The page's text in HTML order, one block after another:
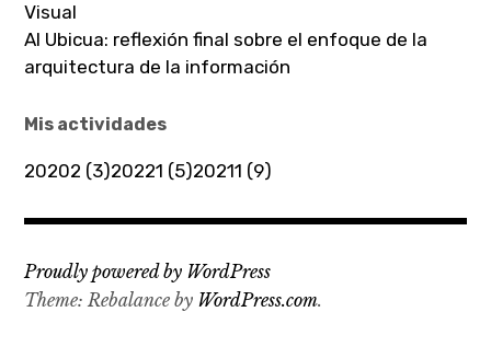
Visual
AI Ubicua: reflexión final sobre el enfoque de la
arquitectura de la información
Mis actividades
20202 (3)20221 (5)20211 (9)
Proudly powered by WordPress
Theme: Rebalance by WordPress.com.